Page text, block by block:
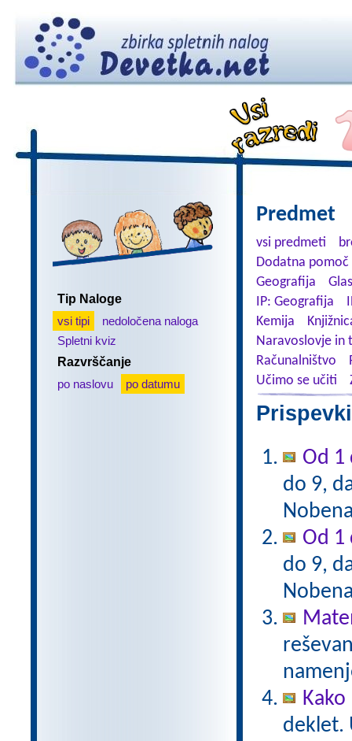
Tip Naloge
vsi tipi
nedoločena naloga
Spletni kviz
Razvrščanje
po naslovu
po datumu
Predmet
vsi predmeti
Dodatna
Geografija
IP: Geografija
Kemija
Naravoslovje in
Računalništvo
Učimo se učiti
Od 1
do 9,
Od 1
do 9,
deklet.